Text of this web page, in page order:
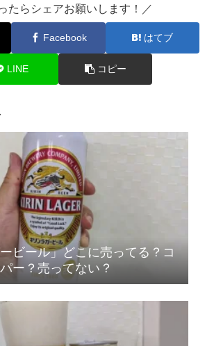
たらシェアお願いします！／
Facebook はてブ
LINE コピー
ビール」どこに売ってる？コ
ー？売ってない？